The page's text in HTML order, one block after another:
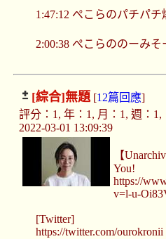
1:47:12 ぺこらのパチパチ
2:00:38 ぺこらののーみそ
[綜合]無題[12篇回應]
評分：1, 年：1, 月：1, 週：1,
2022-03-01 13:09:39
【
You!
https://
v=l-u-
[Twitter]
https://twitter.com/ourokronii